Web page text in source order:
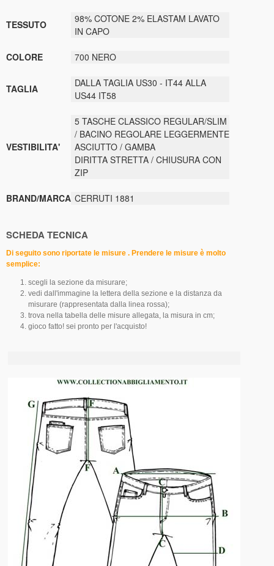
TESSUTO
98% COTONE 2% ELASTAM LAVATO
IN CAPO
COLORE 700 NERO
TAGLIA
DALLA TAGLIA US30 - IT44 ALLA
US44 IT58
VESTIBILITA'
5 TASCHE CLASSICO REGULAR/SLIM
/ BACINO REGOLARE LEGGERMENTE
ASCIUTTO / GAMBA
DIRITTA STRETTA / CHIUSURA CON
ZIP
BRAND/MARCA CERRUTI 1881
SCHEDA TECNICA
Di seguito sono riportate le misure . Prendere le misure è molto
semplice:
scegli la sezione da misurare;
vedi dall'immagine la lettera della sezione e la distanza da
misurare (rappresentata dalla linea rossa);
trova nella tabella delle misure allegata, la misura in cm;
gioco fatto! sei pronto per l'acquisto!